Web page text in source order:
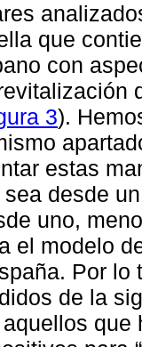
que
con
3).
estas
desde
uno,
el modelo
Por lo
de la